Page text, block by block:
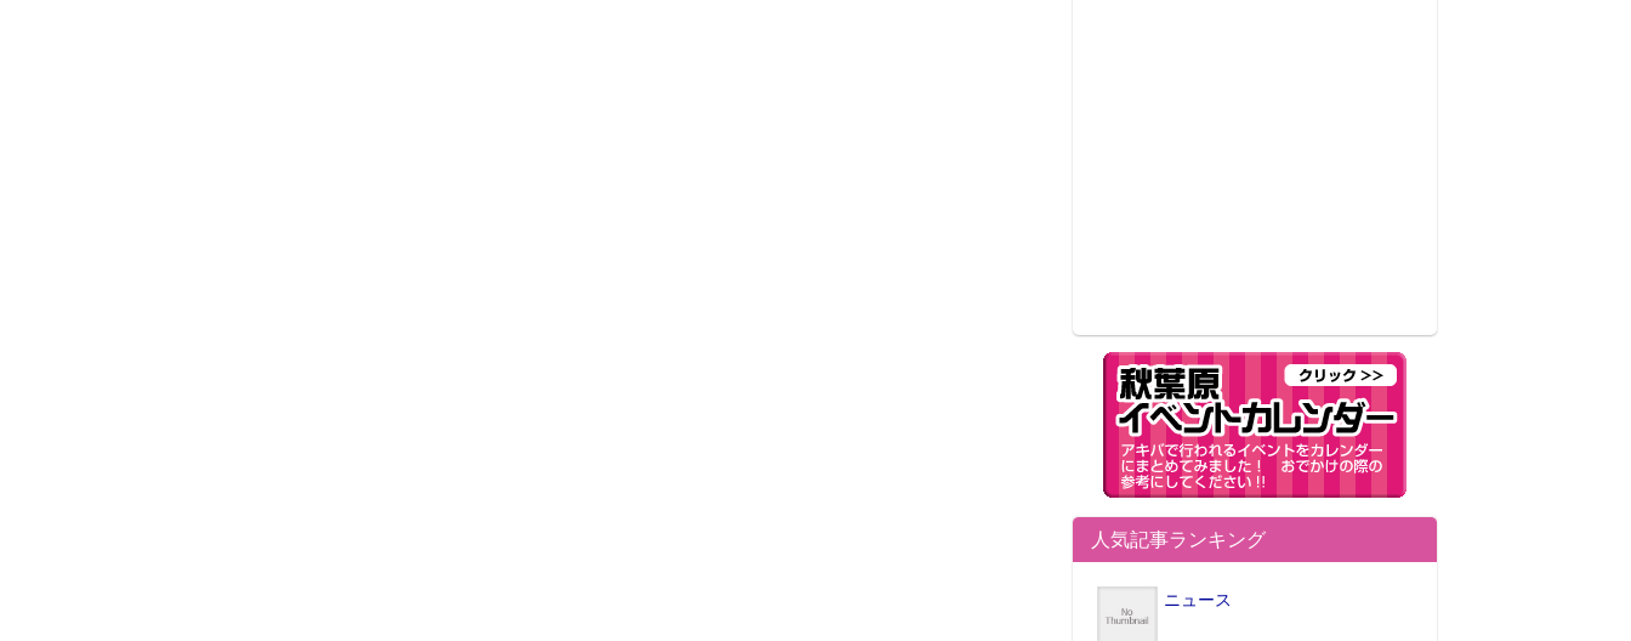
人気記事ランキング
ニュース